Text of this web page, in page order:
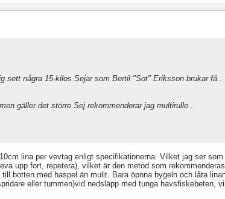
sett några 15-kilos Sejar som Bertil "Sot" Eriksson brukar få..
gäller det större Sej rekommenderar jag multirulle...
lina per vevtag enligt specifikationerna. Vilket jag ser
upp fort, repetera), vilket är den metod som
botten med haspel än mulit. Bara öpnna bygeln och låta
eller tummen)vid nedsläpp med tunga havsfiskebeten,